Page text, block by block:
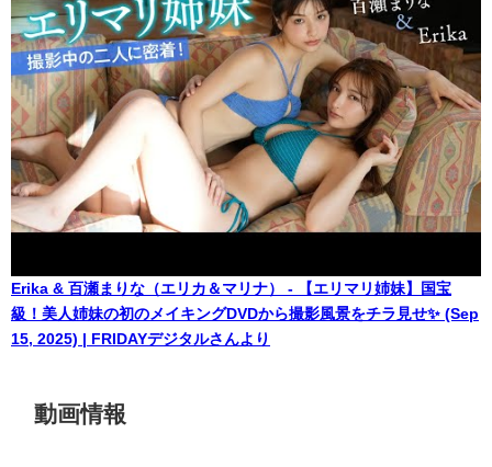
Erika & 百瀬まりな（エリカ＆マリナ） - 【エリマリ姉妹】国宝
級！美人姉妹の初のメイキングDVDから撮影風景をチラ見せ✨ (Sep
15, 2025) | FRIDAYデジタルさんより
動画情報